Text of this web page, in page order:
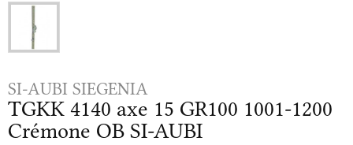
SI-AUBI SIEGENIA
TGKK 4140 axe 15 GR100 1001-1200
Crémone OB SI-AUBI